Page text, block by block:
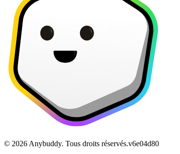
© 2026 Anybuddy. Tous droits réservés.v6e04d80